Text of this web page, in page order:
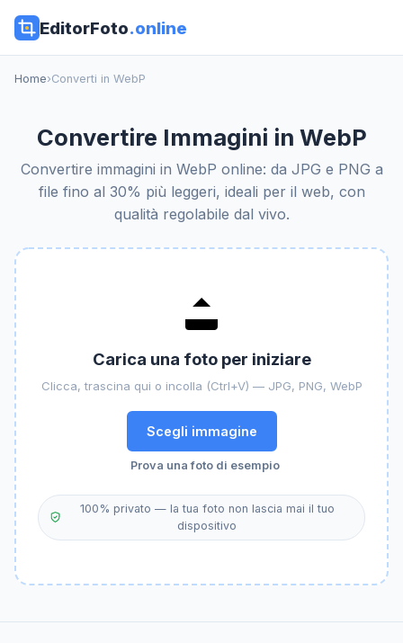
EditorFoto.online
Home›Converti in WebP
Convertire Immagini in WebP
Convertire immagini in WebP online: da JPG e PNG a
file fino al 30% più leggeri, ideali per il web, con
qualità regolabile dal vivo.
Carica una foto per iniziare
Clicca, trascina qui o incolla (Ctrl+V) — JPG, PNG, WebP
Scegli immagine
Prova una foto di esempio
100% privato — la tua foto non lascia mai il tuo
dispositivo